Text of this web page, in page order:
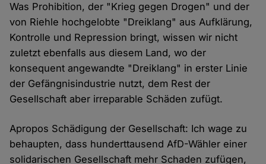
Was Prohibition, der "Krieg gegen Drogen" und der
von Riehle hochgelobte "Dreiklang" aus Aufklärung,
Kontrolle und Repression bringt, wissen wir nicht
zuletzt ebenfalls aus diesem Land, wo der
konsequent angewandte "Dreiklang" in erster Linie
der Gefängnisindustrie nutzt, dem Rest der
Gesellschaft aber irreparable Schäden zufügt.
Apropos Schädigung der Gesellschaft: Ich wage zu
behaupten, dass hunderttausend AfD-Wähler einer
solidarischen Gesellschaft mehr Schaden zufügen,